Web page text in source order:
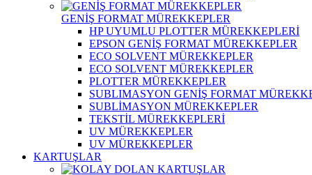
GENİŞ FORMAT MÜREKKEPLER
HP UYUMLU PLOTTER MÜREKKEPLERİ
EPSON GENİŞ FORMAT MÜREKKEPLER
ECO SOLVENT MÜREKKEPLER
ECO SOLVENT MÜREKKEPLER
PLOTTER MÜREKKEPLER
SUBLIMASYON GENİŞ FORMAT
SUBLİMASYON MÜREKKEPLER
TEKSTİL MÜREKKEPLERİ
UV MÜREKKEPLER
UV MÜREKKEPLER
KARTUŞLAR